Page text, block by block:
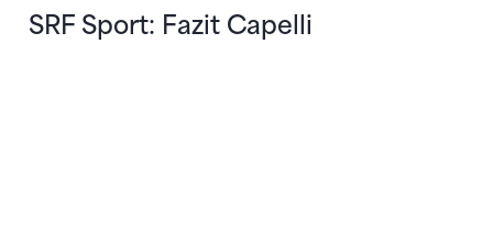
SRF Sport: Fazit Capelli